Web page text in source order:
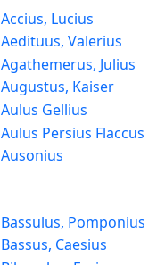
Accius, Lucius
Aedituus, Valerius
Agathemerus, Julius
Augustus, Kaiser
Aulus Gellius
Aulus Persius Flaccus
Ausonius
Bassulus, Pomponius
Bassus, Caesius